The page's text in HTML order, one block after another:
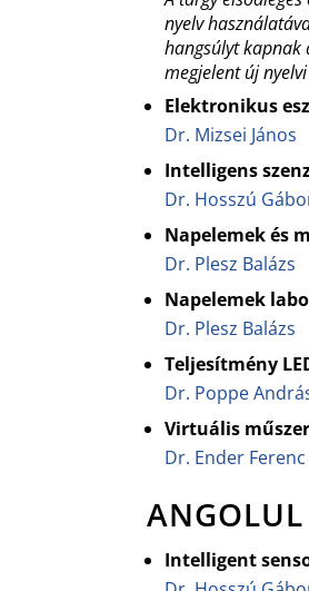
nyelv
hangsúlyt kapnak
megjelent új
Elektronikus
Dr. Mizsei János
Intelligens
Dr. Hosszú
Napelemek és
Dr. Plesz Balázs
Napelemek
Dr. Plesz Balázs
Teljesítmény
Dr. Poppe
Virtuális
Dr. Ender Ferenc
ANGOLUL
Intelligent